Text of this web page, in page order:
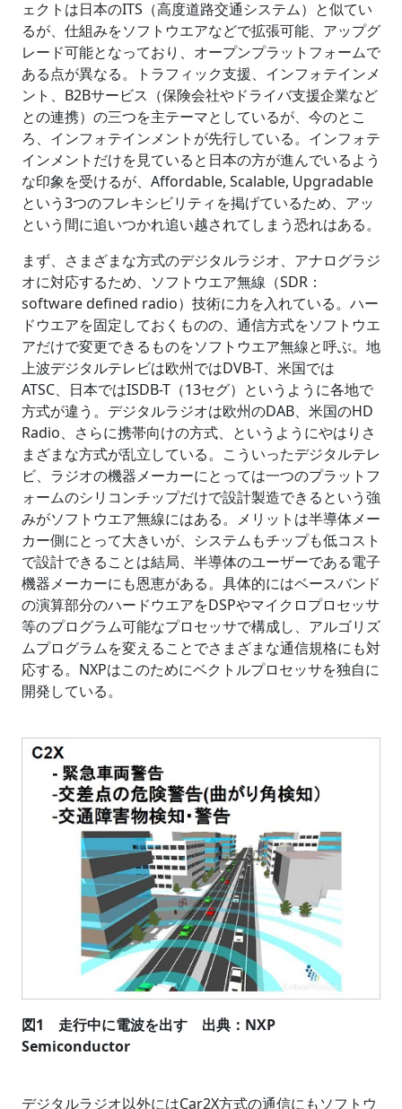
ェクトは日本のITS（高度道路交通システム）と似てい
るが、仕組みをソフトウエアなどで拡張可能、アップグ
レード可能となっており、オープンプラットフォームで
ある点が異なる。トラフィック支援、インフォテインメ
ント、B2Bサービス（保険会社やドライバ支援企業など
との連携）の三つを主テーマとしているが、今のとこ
ろ、インフォテインメントが先行している。インフォテ
インメントだけを見ていると日本の方が進んでいるよう
な印象を受けるが、Affordable, Scalable, Upgradable
という3つのフレキシビリティを掲げているため、アッ
という間に追いつかれ追い越されてしまう恐れはある。
まず、さまざまな方式のデジタルラジオ、アナログラジ
オに対応するため、ソフトウエア無線（SDR：
software defined radio）技術に力を入れている。ハー
ドウエアを固定しておくものの、通信方式をソフトウエ
アだけで変更できるものをソフトウエア無線と呼ぶ。地
上波デジタルテレビは欧州ではDVB-T、米国では
ATSC、日本ではISDB-T（13セグ）というように各地で
方式が違う。デジタルラジオは欧州のDAB、米国のHD
Radio、さらに携帯向けの方式、というようにやはりさ
まざまな方式が乱立している。こういったデジタルテレ
ビ、ラジオの機器メーカーにとっては一つのプラットフ
ォームのシリコンチップだけで設計製造できるという強
みがソフトウエア無線にはある。メリットは半導体メー
カー側にとって大きいが、システムもチップも低コスト
で設計できることは結局、半導体のユーザーである電子
機器メーカーにも恩恵がある。具体的にはベースバンド
の演算部分のハードウエアをDSPやマイクロプロセッサ
等のプログラム可能なプロセッサで構成し、アルゴリズ
ムプログラムを変えることでさまざまな通信規格にも対
応する。NXPはこのためにベクトルプロセッサを独自に
開発している。
図1 走行中に電波を出す 出典：NXP
Semiconductor
デジタルラジオ以外にはCar2X方式の通信にもソフトウ